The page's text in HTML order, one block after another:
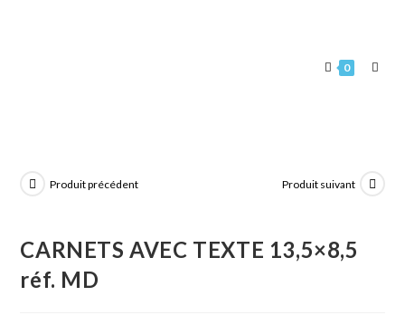
0
Produit précédent Produit suivant
CARNETS AVEC TEXTE 13,5×8,5
réf. MD